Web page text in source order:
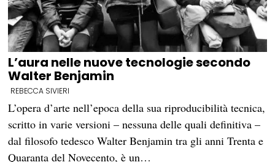
L’aura nelle nuove tecnologie secondo
Walter Benjamin
REBECCA SIVIERI
L’opera d’arte nell’epoca della sua riproducibilità tecnica,
scritto in varie versioni – nessuna delle quali definitiva –
dal filosofo tedesco Walter Benjamin tra gli anni Trenta e
Quaranta del Novecento, è un…